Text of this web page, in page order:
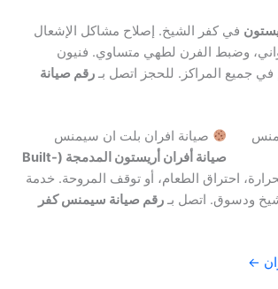
في كفر الشيخ. إصلاح مشاكل الإشعال
وضبط الفرن لطهي متساوي. فنيون
جميع المراكز. للحجز اتصل بـ رقم صيانة
صيانة افران بلت ان سيمنس
صيانة أفران أريستون المدمجة (Built-
احتراق الطعام، أو توقف المروحة. خدمة
ودسوق. اتصل بـ رقم صيانة سيمنس كفر
←